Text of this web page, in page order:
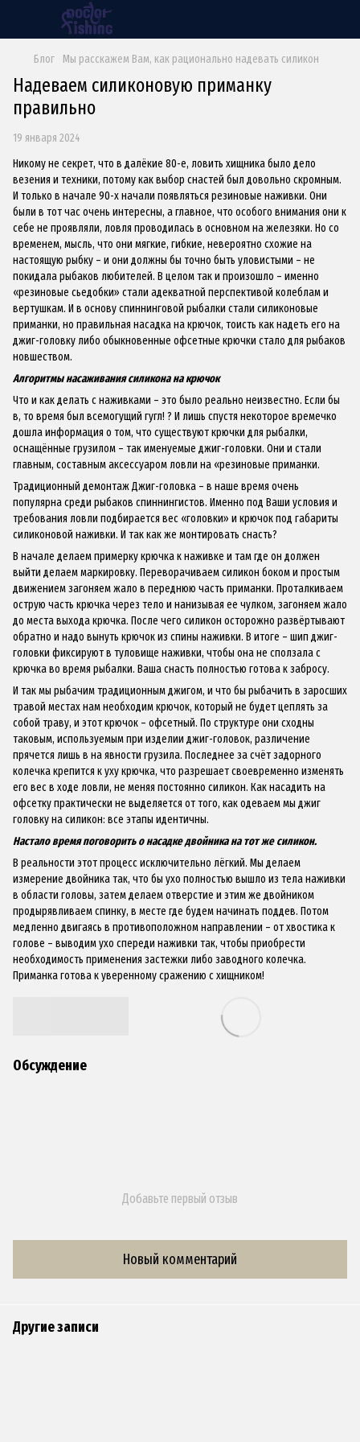
Блог Мы расскажем Вам, как рационально надевать силикон
Надеваем силиконовую приманку
правильно
19 января 2024
Никому не секрет, что в далёкие 80-е, ловить хищника было дело
везения и техники, потому как выбор снастей был довольно скромным.
И только в начале 90-х начали появляться резиновые наживки. Они
были в тот час очень интересны, а главное, что особого внимания они к
себе не проявляли, ловля проводилась в основном на железяки. Но со
временем, мысль, что они мягкие, гибкие, невероятно схожие на
настоящую рыбку – и они должны бы точно быть уловистыми – не
покидала рыбаков любителей. В целом так и произошло – именно
«резиновые сьедобки» стали адекватной перспективой колеблам и
вертушкам. И в основу спиннинговой рыбалки стали силиконовые
приманки, но правильная насадка на крючок, тоисть как надеть его на
джиг-головку либо обыкновенные офсетные крючки стало для рыбаков
новшеством.
Алгоритмы насаживания силикона на крючок
Что и как делать с наживками – это было реально неизвестно. Если бы
в, то время был всемогущий гугл! ? И лишь спустя некоторое времечко
дошла информация о том, что существуют крючки для рыбалки,
оснащённые грузилом – так именуемые джиг-головки. Они и стали
главным, составным аксессуаром ловли на «резиновые приманки.
Традиционный демонтаж Джиг-головка – в наше время очень
популярна среди рыбаков спиннингистов. Именно под Ваши условия и
требования ловли подбирается вес «головки» и крючок под габариты
силиконовой наживки. И так как же монтировать снасть?
В начале делаем примерку крючка к наживке и там где он должен
выйти делаем маркировку. Переворачиваем силикон боком и простым
движением загоняем жало в переднюю часть приманки. Проталкиваем
острую часть крючка через тело и нанизывая ее чулком, загоняем жало
до места выхода крючка. После чего силикон осторожно развёртывают
обратно и надо вынуть крючок из спины наживки. В итоге – шип джиг-
головки фиксируют в туловище наживки, чтобы она не сползала с
крючка во время рыбалки. Ваша снасть полностью готова к забросу.
И так мы рыбачим традиционным джигом, и что бы рыбачить в заросших
травой местах нам необходим крючок, который не будет цеплять за
собой траву, и этот крючок – офсетный. По структуре они сходны
таковым, используемым при изделии джиг-головок, различение
прячется лишь в на явности грузила. Последнее за счёт задорного
колечка крепится к уху крючка, что разрешает своевременно изменять
его вес в ходе ловли, не меняя постоянно силикон. Как насадить на
офсетку практически не выделяется от того, как одеваем мы джиг
головку на силикон: все этапы идентичны.
Настало время поговорить о насадке двойника на тот же силикон.
В реальности этот процесс исключительно лёгкий. Мы делаем
измерение двойника так, что бы ухо полностью вышло из тела наживки
в области головы, затем делаем отверстие и этим же двойником
продырявливаем спинку, в месте где будем начинать поддев. Потом
медленно двигаясь в противоположном направлении – от хвостика к
голове – выводим ухо спереди наживки так, чтобы приобрести
необходимость применения застежки либо заводного колечка.
Приманка готова к уверенному сражению с хищником!
Обсуждение
Добавьте первый отзыв
Новый комментарий
Другие записи